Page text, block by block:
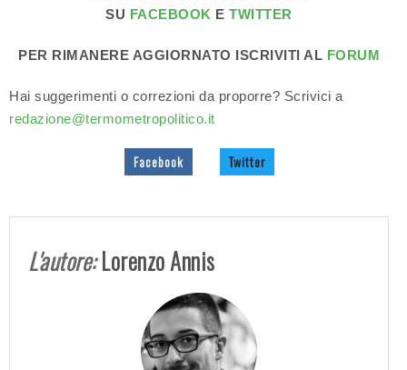
SU FACEBOOK ETWITTER
PER RIMANERE AGGIORNATO ISCRIVITI AL FORUM
Hai suggerimenti o correzioni da proporre? Scrivici a
redazione@termometropolitico.it
Facebook Twitter
L'autore:Lorenzo Annis